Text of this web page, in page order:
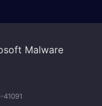
Malware
41091